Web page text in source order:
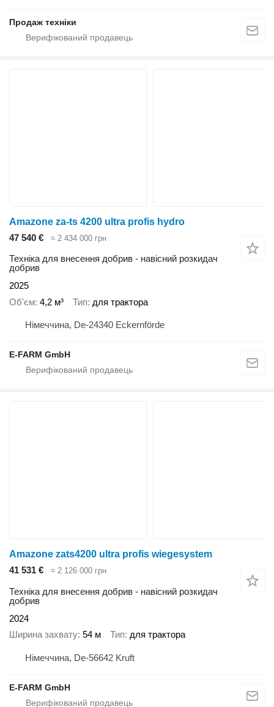
Продаж техніки
Amazone za-ts 4200 ultra profis hydro
47 540 €
≈ 2 434 000 грн
Техніка для внесення добрив - навісний розкидач
добрив
2025
Об'єм 4,2 м³ Тип для трактора
Німеччина, De-24340 Eckernförde
E-FARM GmbH
Amazone zats4200 ultra profis wiegesystem
41 531 €
≈ 2 126 000 грн
Техніка для внесення добрив - навісний розкидач
добрив
2024
Ширина захвату 54 м Тип для трактора
Німеччина, De-56642 Kruft
E-FARM GmbH